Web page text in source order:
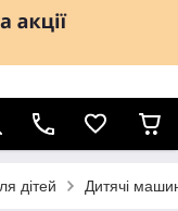
дітей Дитячі